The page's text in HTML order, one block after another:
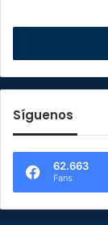
Síguenos
62.663
Fans